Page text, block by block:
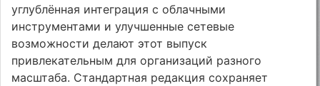
углублённая интеграция с облачными
инструментами и улучшенные сетевые
возможности делают этот выпуск
привлекательным для организаций разного
масштаба. Стандартная редакция сохраняет